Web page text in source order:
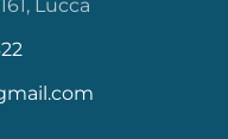
Lucca